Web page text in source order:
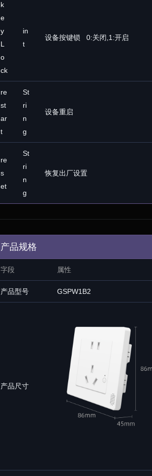
k
e
y
L
o
ck
in
t
设备按键锁 0:关闭,1:开启
re
st
ar
t
St
ri
n
g
设备重启
re
s
et
St
ri
n
g
恢复出厂设置
产品规格
字段 属性
产品型号 GSPW1B2
产品尺寸